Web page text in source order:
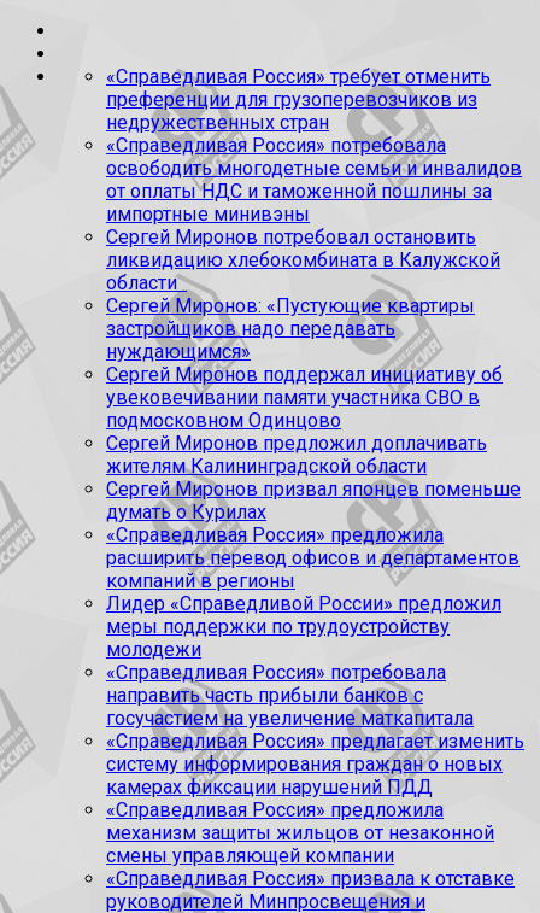
«Справедливая Россия» требует отменить
преференции для грузоперевозчиков из
недружественных стран
«Справедливая Россия» потребовала
освободить многодетные семьи и инвалидов
от оплаты НДС и таможенной пошлины за
импортные минивэны
Сергей Миронов потребовал остановить
ликвидацию хлебокомбината в Калужской
области
Сергей Миронов: «Пустующие квартиры
застройщиков надо передавать
нуждающимся»
Сергей Миронов поддержал инициативу об
увековечивании памяти участника СВО в
подмосковном Одинцово
Сергей Миронов предложил доплачивать
жителям Калининградской области
Сергей Миронов призвал японцев поменьше
думать о Курилах
«Справедливая Россия» предложила
расширить перевод офисов и департаментов
компаний в регионы
Лидер «Справедливой России» предложил
меры поддержки по трудоустройству
молодежи
«Справедливая Россия» потребовала
направить часть прибыли банков с
госучастием на увеличение маткапитала
«Справедливая Россия» предлагает изменить
систему информирования граждан о новых
камерах фиксации нарушений ПДД
«Справедливая Россия» предложила
механизм защиты жильцов от незаконной
смены управляющей компании
«Справедливая Россия» призвала к отставке
руководителей Минпросвещения и